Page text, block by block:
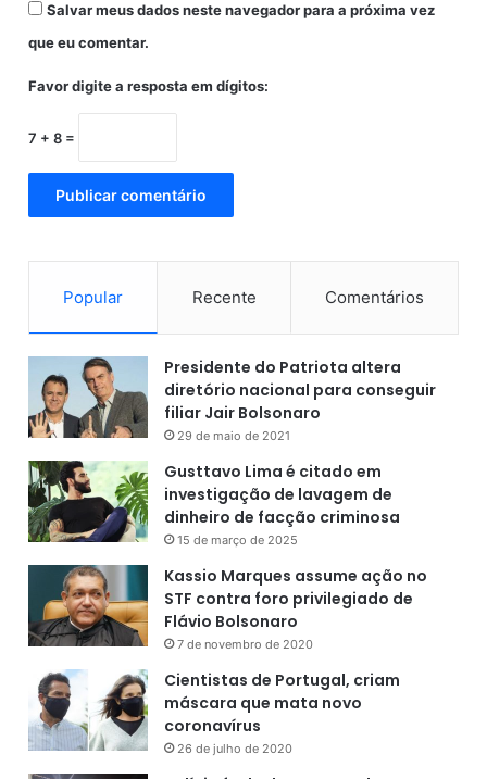
Salvar meus dados neste navegador para a próxima vez
que eu comentar.
Favor digite a resposta em dígitos:
7 + 8 =
Popular Recente Comentários
Presidente do Patriota altera
diretório nacional para conseguir
filiar Jair Bolsonaro
29 de maio de 2021
Gusttavo Lima é citado em
investigação de lavagem de
dinheiro de facção criminosa
15 de março de 2025
Kassio Marques assume ação no
STF contra foro privilegiado de
Flávio Bolsonaro
7 de novembro de 2020
Cientistas de Portugal, criam
máscara que mata novo
coronavírus
26 de julho de 2020